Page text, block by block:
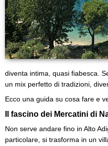
diventa intima, quasi fiabesca.
un mix perfetto di tradizioni,
Ecco una guida su cosa fare e
Il fascino dei Mercatini di
Non serve andare fino in Alto
particolare, si trasforma in un